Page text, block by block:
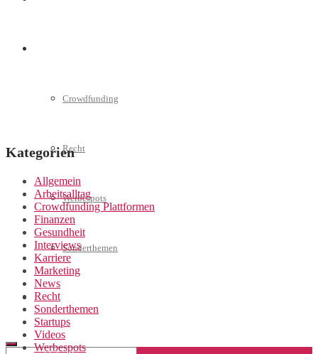
Crowdfunding
Recht
Werbespots
Sonderthemen
Geschäftskonto eröffnen
Kategorien
Allgemein
Arbeitsalltag
Crowdfunding Plattformen
Finanzen
Gesundheit
Interviews
Karriere
Marketing
News
Recht
Sonderthemen
Startups
Videos
Werbespots